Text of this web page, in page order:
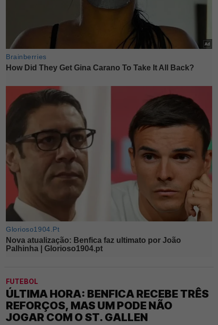
FUTEBOL
ÚLTIMA HORA: BENFICA RECEBE TRÊS
REFORÇOS, MAS UM PODE NÃO
JOGAR COM O ST. GALLEN